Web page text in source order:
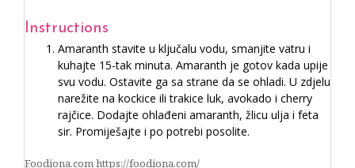
Instructions
Amaranth stavite u ključalu vodu, smanjite vatru i
kuhajte 15-tak minuta. Amaranth je gotov kada upije
svu vodu. Ostavite ga sa strane da se ohladi. U zdjelu
narežite na kockice ili trakice luk, avokado i cherry
rajčice. Dodajte ohlađeni amaranth, žlicu ulja i feta
sir. Promiješajte i po potrebi posolite.
Foodiona.com https://foodiona.com/